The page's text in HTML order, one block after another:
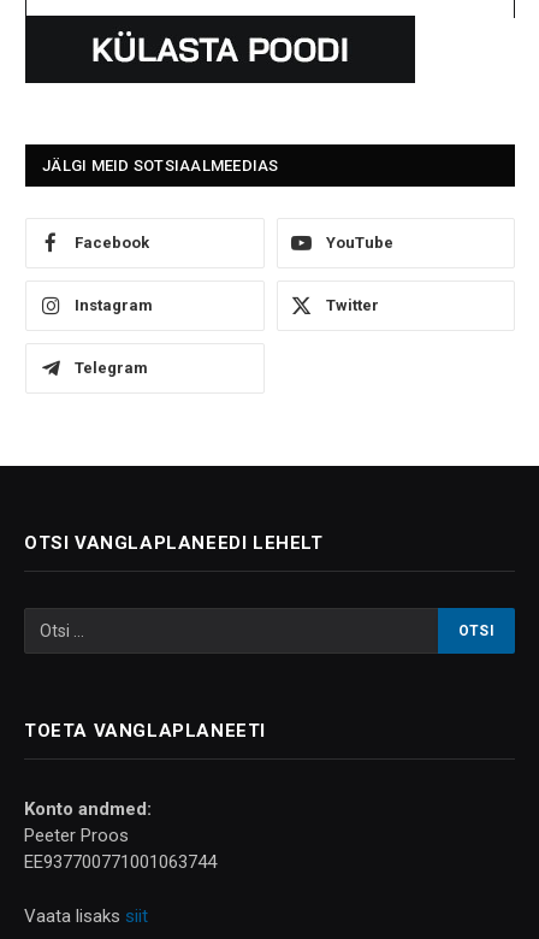
JÄLGI MEID SOTSIAALMEEDIAS
Facebook YouTube
Instagram Twitter
Telegram
OTSI VANGLAPLANEEDI LEHELT
TOETA VANGLAPLANEETI
Konto andmed:
Peeter Proos
EE937700771001063744
Vaata lisaks siit